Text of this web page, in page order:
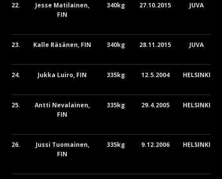
22.
Jesse Matilainen,
FIN
340kg 27.10.2015 JUVA
23. Kalle Räsänen, FIN 340kg 28.11.2015 JUVA
24. Jukka Luiro, FIN 335kg 12.5.2004 HELSINKI
25.
Antti Nevalainen,
FIN
335kg 29.4.2005 HELSINKI
26.
Jussi Tuomainen,
FIN
335kg 9.12.2006 HELSINKI